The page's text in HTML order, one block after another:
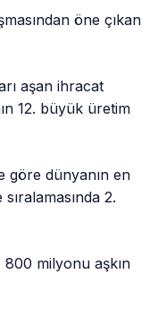
öne çıkan
aşan ihracat
12. büyük üretim
göre dünyanın en
2.
800 milyonu aşkın